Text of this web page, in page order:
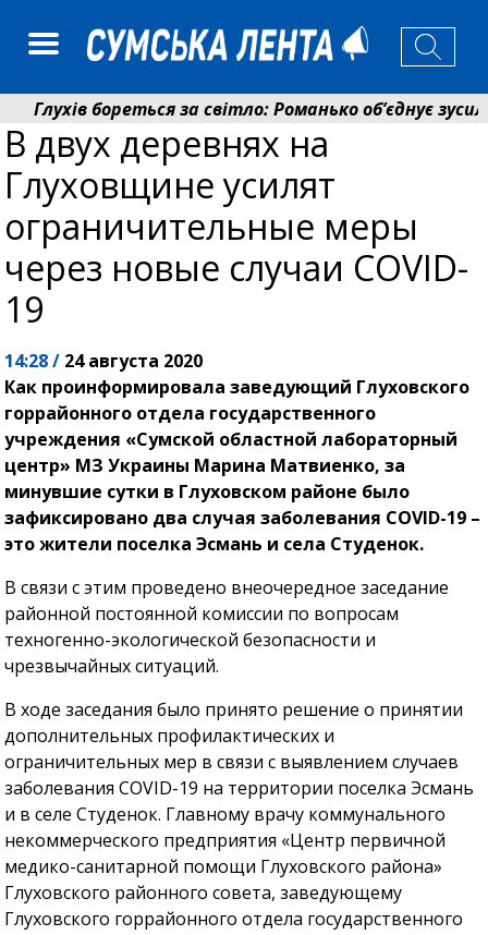
бореться за світло: Романько об’єднує
фонд Сумщини спрямував 0,2 млрд грн на
В двух деревнях на
Глуховщине усилят
ограничительные меры
через новые случаи COVID-
19
14:28 / 24 августа 2020
Как проинформировала заведующий Глуховского
горрайонного отдела государственного
учреждения «Сумской областной лабораторный
центр» МЗ Украины Марина Матвиенко, за
минувшие сутки в Глуховском районе было
зафиксировано два случая заболевания COVID-19 –
это жители поселка Эсмань и села Студенок.
В связи с этим проведено внеочередное заседание
районной постоянной комиссии по вопросам
техногенно-экологической безопасности и
чрезвычайных ситуаций.
В ходе заседания было принято решение о принятии
дополнительных профилактических и
ограничительных мер в связи с выявлением случаев
заболевания COVID-19 на территории поселка Эсмань
и в селе Студенок. Главному врачу коммунального
некоммерческого предприятия «Центр первичной
медико-санитарной помощи Глуховского района»
Глуховского районного совета, заведующему
Глуховского горрайонного отдела государственного